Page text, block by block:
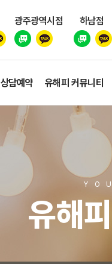
광주광역시점 하남점
상담예약 유해피 커뮤니티
유해